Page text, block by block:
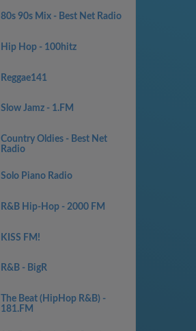
80s 90s Mix - Best Net Radio
Hip Hop - 100hitz
Reggae141
Slow Jamz - 1.FM
Country Oldies - Best Net
Radio
Solo Piano Radio
R&B Hip-Hop - 2000 FM
KISS FM!
R&B - BigR
The Beat (HipHop R&B) -
181.FM